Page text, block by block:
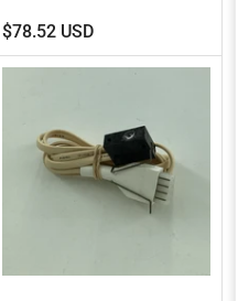
Precio
regular
$78.52 USD